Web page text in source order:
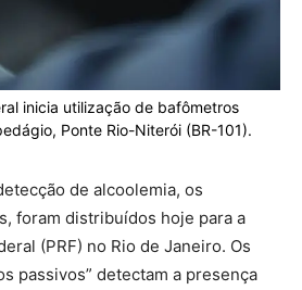
inicia utilização de bafômetros
Ponte Rio-Niterói (BR-101).
de alcoolemia, os
foram distribuídos hoje para a
(PRF) no Rio de Janeiro. Os
passivos” detectam a presença